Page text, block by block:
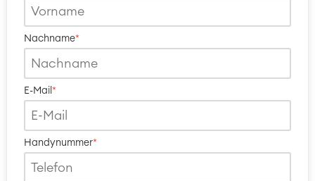
Nachname*
E-Mail *
Handynummer*